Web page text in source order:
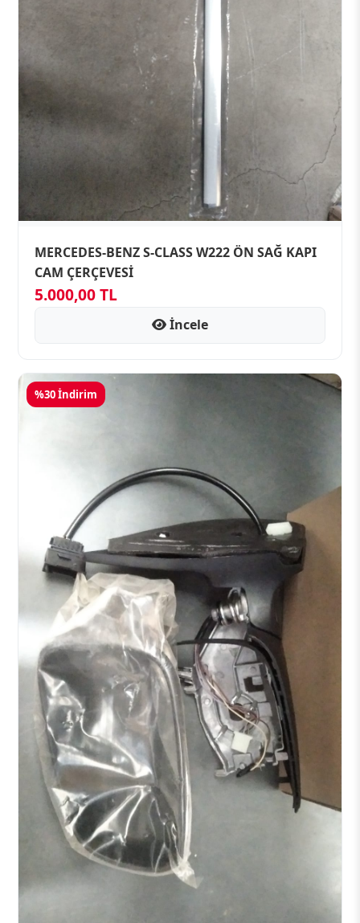
MERCEDES-BENZ S-CLASS W222 ÖN SAĞ KAPI
CAM ÇERÇEVESİ
5.000,00 TL
İncele
%30 İndirim